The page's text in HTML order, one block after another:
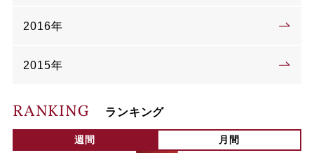
2016年
2015年
RANKING ランキング
週間 月間